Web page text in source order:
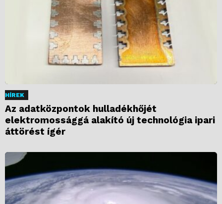
HÍREK
Az adatközpontok hulladékhőjét
elektromossággá alakító új technológia ipari
áttörést ígér